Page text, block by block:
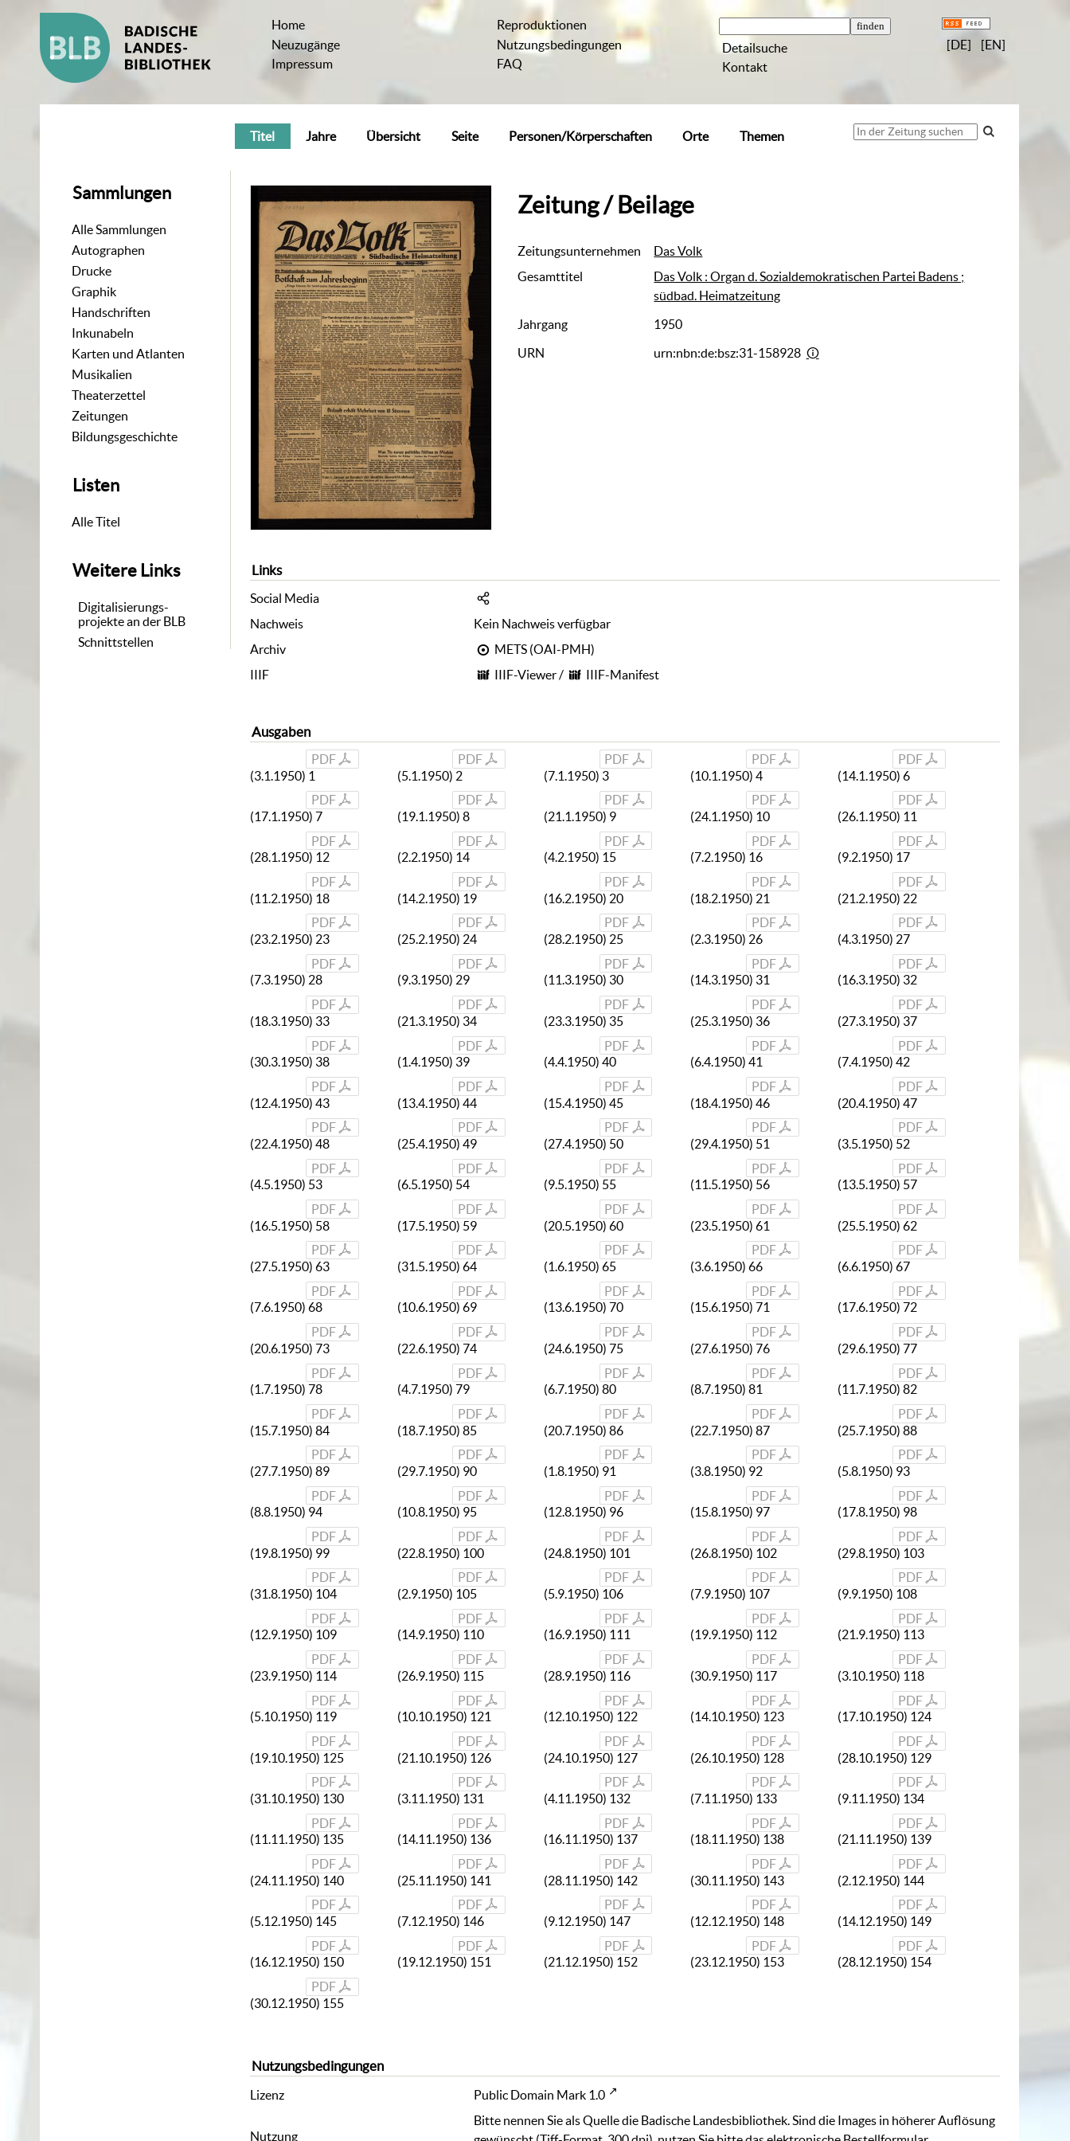
Home
Neuzugänge
Impressum
Reproduktionen
Nutzungsbedingungen
FAQ
Detailsuche
Kontakt
[DE] [EN]
Sammlungen
Alle Sammlungen
Autographen
Drucke
Graphik
Handschriften
Inkunabeln
Karten und Atlanten
Musikalien
Theaterzettel
Zeitungen
Bildungsgeschichte
Listen
Alle Titel
Weitere Links
Digitalisierungs-
projekte an der BLB
Schnittstellen
Titel Jahre Übersicht Seite Personen/Körperschaften Orte Themen
Zeitung / Beilage
Zeitungsunternehmen
Das Volk
Gesamttitel
Das Volk : Organ d. Sozialdemokratischen Partei Badens ;
südbad. Heimatzeitung
Jahrgang
1950
URN
urn:nbn:de:bsz:31-158928
Links
Social Media
Nachweis
Kein Nachweis verfügbar
Archiv
METS (OAI-PMH)
IIIF
IIIF-Viewer/ IIIF-Manifest
Ausgaben
PDF
(3.1.1950) 1
PDF
(5.1.1950) 2
PDF
(7.1.1950) 3
PDF
(10.1.1950) 4
PDF
(14.1.1950) 6
PDF
(17.1.1950) 7
PDF
(19.1.1950) 8
PDF
(21.1.1950) 9
PDF
(24.1.1950) 10
PDF
(26.1.1950) 11
PDF
(28.1.1950) 12
PDF
(2.2.1950) 14
PDF
(4.2.1950) 15
PDF
(7.2.1950) 16
PDF
(9.2.1950) 17
PDF
(11.2.1950) 18
PDF
(14.2.1950) 19
PDF
(16.2.1950) 20
PDF
(18.2.1950) 21
PDF
(21.2.1950) 22
PDF
(23.2.1950) 23
PDF
(25.2.1950) 24
PDF
(28.2.1950) 25
PDF
(2.3.1950) 26
PDF
(4.3.1950) 27
PDF
(7.3.1950) 28
PDF
(9.3.1950) 29
PDF
(11.3.1950) 30
PDF
(14.3.1950) 31
PDF
(16.3.1950) 32
PDF
(18.3.1950) 33
PDF
(21.3.1950) 34
PDF
(23.3.1950) 35
PDF
(25.3.1950) 36
PDF
(27.3.1950) 37
PDF
(30.3.1950) 38
PDF
(1.4.1950) 39
PDF
(4.4.1950) 40
PDF
(6.4.1950) 41
PDF
(7.4.1950) 42
PDF
(12.4.1950) 43
PDF
(13.4.1950) 44
PDF
(15.4.1950) 45
PDF
(18.4.1950) 46
PDF
(20.4.1950) 47
PDF
(22.4.1950) 48
PDF
(25.4.1950) 49
PDF
(27.4.1950) 50
PDF
(29.4.1950) 51
PDF
(3.5.1950) 52
PDF
(4.5.1950) 53
PDF
(6.5.1950) 54
PDF
(9.5.1950) 55
PDF
(11.5.1950) 56
PDF
(13.5.1950) 57
PDF
(16.5.1950) 58
PDF
(17.5.1950) 59
PDF
(20.5.1950) 60
PDF
(23.5.1950) 61
PDF
(25.5.1950) 62
PDF
(27.5.1950) 63
PDF
(31.5.1950) 64
PDF
(1.6.1950) 65
PDF
(3.6.1950) 66
PDF
(6.6.1950) 67
PDF
(7.6.1950) 68
PDF
(10.6.1950) 69
PDF
(13.6.1950) 70
PDF
(15.6.1950) 71
PDF
(17.6.1950) 72
PDF
(20.6.1950) 73
PDF
(22.6.1950) 74
PDF
(24.6.1950) 75
PDF
(27.6.1950) 76
PDF
(29.6.1950) 77
PDF
(1.7.1950) 78
PDF
(4.7.1950) 79
PDF
(6.7.1950) 80
PDF
(8.7.1950) 81
PDF
(11.7.1950) 82
PDF
(15.7.1950) 84
PDF
(18.7.1950) 85
PDF
(20.7.1950) 86
PDF
(22.7.1950) 87
PDF
(25.7.1950) 88
PDF
(27.7.1950) 89
PDF
(29.7.1950) 90
PDF
(1.8.1950) 91
PDF
(3.8.1950) 92
PDF
(5.8.1950) 93
PDF
(8.8.1950) 94
PDF
(10.8.1950) 95
PDF
(12.8.1950) 96
PDF
(15.8.1950) 97
PDF
(17.8.1950) 98
PDF
(19.8.1950) 99
PDF
(22.8.1950) 100
PDF
(24.8.1950) 101
PDF
(26.8.1950) 102
PDF
(29.8.1950) 103
PDF
(31.8.1950) 104
PDF
(2.9.1950) 105
PDF
(5.9.1950) 106
PDF
(7.9.1950) 107
PDF
(9.9.1950) 108
PDF
(12.9.1950) 109
PDF
(14.9.1950) 110
PDF
(16.9.1950) 111
PDF
(19.9.1950) 112
PDF
(21.9.1950) 113
PDF
(23.9.1950) 114
PDF
(26.9.1950) 115
PDF
(28.9.1950) 116
PDF
(30.9.1950) 117
PDF
(3.10.1950) 118
PDF
(5.10.1950) 119
PDF
(10.10.1950) 121
PDF
(12.10.1950) 122
PDF
(14.10.1950) 123
PDF
(17.10.1950) 124
PDF
(19.10.1950) 125
PDF
(21.10.1950) 126
PDF
(24.10.1950) 127
PDF
(26.10.1950) 128
PDF
(28.10.1950) 129
PDF
(31.10.1950) 130
PDF
(3.11.1950) 131
PDF
(4.11.1950) 132
PDF
(7.11.1950) 133
PDF
(9.11.1950) 134
PDF
(11.11.1950) 135
PDF
(14.11.1950) 136
PDF
(16.11.1950) 137
PDF
(18.11.1950) 138
PDF
(21.11.1950) 139
PDF
(24.11.1950) 140
PDF
(25.11.1950) 141
PDF
(28.11.1950) 142
PDF
(30.11.1950) 143
PDF
(2.12.1950) 144
PDF
(5.12.1950) 145
PDF
(7.12.1950) 146
PDF
(9.12.1950) 147
PDF
(12.12.1950) 148
PDF
(14.12.1950) 149
PDF
(16.12.1950) 150
PDF
(19.12.1950) 151
PDF
(21.12.1950) 152
PDF
(23.12.1950) 153
PDF
(28.12.1950) 154
PDF
(30.12.1950) 155
Nutzungsbedingungen
Lizenz Public Domain Mark 1.0
Nutzung
Bitte nennen Sie als Quelle die Badische Landesbibliothek. Sind die Images in höherer Auflösung